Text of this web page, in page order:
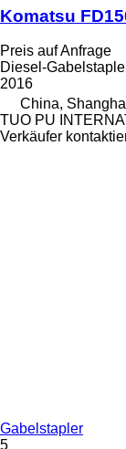
Komatsu
Preis auf Anfrage
Diesel-
2016
China,
TUO PU
Verkäufer
Gabelstapler
5